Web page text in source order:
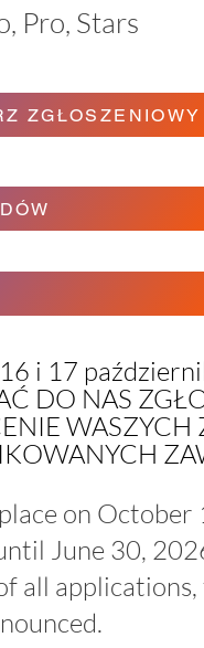
Pro, Stars
ZGŁOSZENIOWY
i 17
DO NAS
WASZYCH
on October
June 30,
all